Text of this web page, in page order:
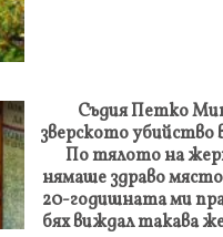
Съдия Петко
зверското убийство
По тялото на
нямаше здраво
20-годишната ми
бях виждал такава